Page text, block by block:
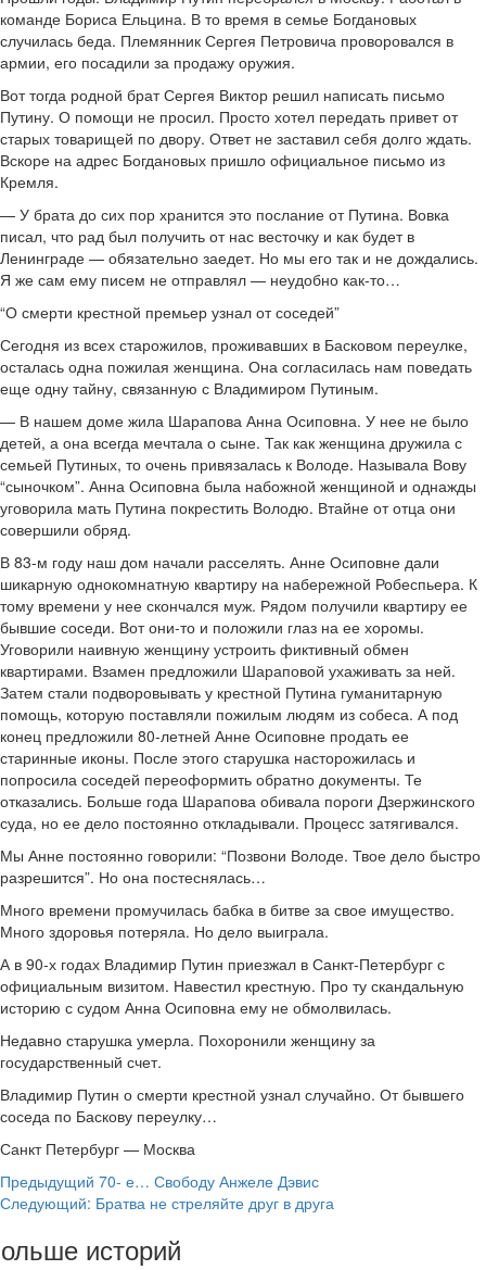
команде Бориса Ельцина. В то время в семье Богдановых
случилась беда. Племянник Сергея Петровича проворовался в
армии, его посадили за продажу оружия.
Вот тогда родной брат Сергея Виктор решил написать письмо
Путину. О помощи не просил. Просто хотел передать привет от
старых товарищей по двору. Ответ не заставил себя долго ждать.
Вскоре на адрес Богдановых пришло официальное письмо из
Кремля.
— У брата до сих пор хранится это послание от Путина. Вовка
писал, что рад был получить от нас весточку и как будет в
Ленинграде — обязательно заедет. Но мы его так и не дождались.
Я же сам ему писем не отправлял — неудобно как-то…
“О смерти крестной премьер узнал от соседей”
Сегодня из всех старожилов, проживавших в Басковом переулке,
осталась одна пожилая женщина. Она согласилась нам поведать
еще одну тайну, связанную с Владимиром Путиным.
— В нашем доме жила Шарапова Анна Осиповна. У нее не было
детей, а она всегда мечтала о сыне. Так как женщина дружила с
семьей Путиных, то очень привязалась к Володе. Называла Вову
“сыночком”. Анна Осиповна была набожной женщиной и однажды
уговорила мать Путина покрестить Володю. Втайне от отца они
совершили обряд.
В 83-м году наш дом начали расселять. Анне Осиповне дали
шикарную однокомнатную квартиру на набережной Робеспьера. К
тому времени у нее скончался муж. Рядом получили квартиру ее
бывшие соседи. Вот они-то и положили глаз на ее хоромы.
Уговорили наивную женщину устроить фиктивный обмен
квартирами. Взамен предложили Шараповой ухаживать за ней.
Затем стали подворовывать у крестной Путина гуманитарную
помощь, которую поставляли пожилым людям из собеса. А под
конец предложили 80-летней Анне Осиповне продать ее
старинные иконы. После этого старушка насторожилась и
попросила соседей переоформить обратно документы. Те
отказались. Больше года Шарапова обивала пороги Дзержинского
суда, но ее дело постоянно откладывали. Процесс затягивался.
Мы Анне постоянно говорили: “Позвони Володе. Твое дело быстро
разрешится”. Но она постеснялась…
Много времени промучилась бабка в битве за свое имущество.
Много здоровья потеряла. Но дело выиграла.
А в 90-х годах Владимир Путин приезжал в Санкт-Петербург с
официальным визитом. Навестил крестную. Про ту скандальную
историю с судом Анна Осиповна ему не обмолвилась.
Недавно старушка умерла. Похоронили женщину за
государственный счет.
Владимир Путин о смерти крестной узнал случайно. От бывшего
соседа по Баскову переулку…
Санкт Петербург — Москва
Навигация
записи
Предыдущий 70- е… Свободу Анжеле Дэвис
Следующий: Братва не стреляйте друг в друга
историй